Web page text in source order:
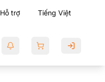
Hỗ trợ Tiếng Việt